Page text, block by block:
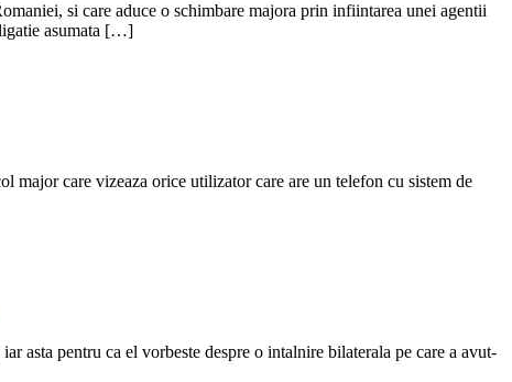
si care aduce o schimbare majora prin infiintarea unei agentii
asumata […]
major care vizeaza orice utilizator care are un telefon cu sistem de
asta pentru ca el vorbeste despre o intalnire bilaterala pe care a avut-